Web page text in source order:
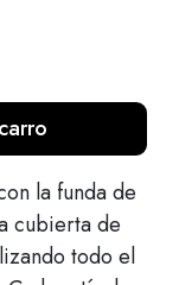
la funda de
cubierta de
todo el